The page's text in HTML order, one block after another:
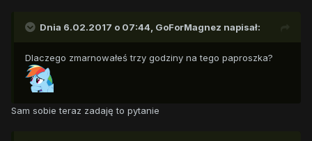
Dnia 6.02.2017 o 07:44, GoForMagnez napisał:
Dlaczego zmarnowałeś trzy godziny na tego paproszka?
Sam sobie teraz zadaję to pytanie